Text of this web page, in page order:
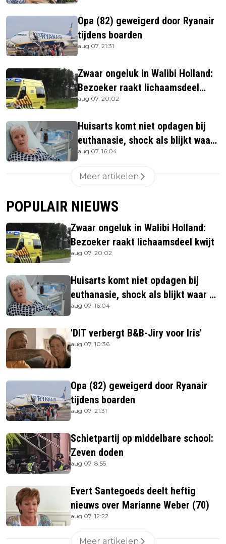
Opa (82) geweigerd door Ryanair
tijdens boarden
aug 07, 21:31
Zwaar ongeluk in Walibi Holland:
Bezoeker raakt lichaamsdeel
kwijt
aug 07, 20:02
Huisarts komt niet opdagen bij
euthanasie, shock als blijkt waar
ze is
aug 07, 16:04
Meer artikelen
POPULAIR NIEUWS
Zwaar ongeluk in Walibi Holland:
Bezoeker raakt lichaamsdeel kwijt
aug 07, 20:02
Huisarts komt niet opdagen bij
euthanasie, shock als blijkt waar ze
is
aug 07, 16:04
'DIT verbergt B&B-Jiry voor Iris'
aug 07, 10:36
Opa (82) geweigerd door Ryanair
tijdens boarden
aug 07, 21:31
Schietpartij op middelbare school:
Zeven doden
aug 07, 8:55
Evert Santegoeds deelt heftig
nieuws over Marianne Weber (70)
aug 07, 12:22
Meer artikelen